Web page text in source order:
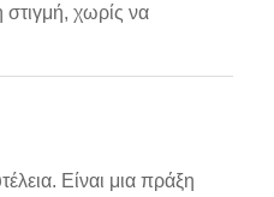
στιγμή, χωρίς να
Είναι μια πράξη